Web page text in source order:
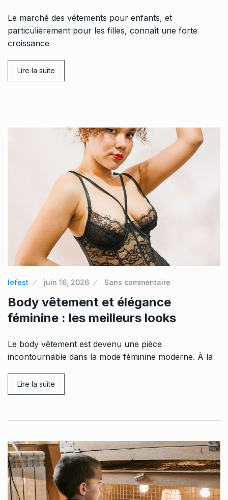
Le marché des vêtements pour enfants, et
particulièrement pour les filles, connaît une forte
croissance
Lire la suite
lefest juin 16, 2026 Sans commentaire
Body vêtement et élégance
féminine : les meilleurs looks
Le body vêtement est devenu une pièce
incontournable dans la mode féminine moderne. À la
Lire la suite